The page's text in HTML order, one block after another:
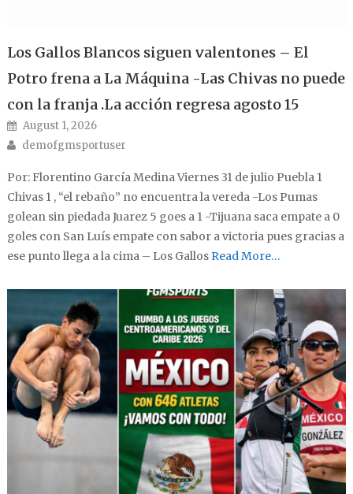
Los Gallos Blancos siguen valentones – El
Potro frena a La Máquina -Las Chivas no puede
con la franja .La acción regresa agosto 15
Posted on
August 1, 2026
Author
demofgmsportuser
Por: Florentino García Medina Viernes 31 de julio Puebla 1
Chivas 1 , “el rebaño” no encuentra la vereda -Los Pumas
golean sin piedada Juarez 5 goes a 1 -Tijuana saca empate a 0
goles con San Luís empate con sabor a victoria pues gracias a
ese punto llega a la cima – Los GallosRead More…